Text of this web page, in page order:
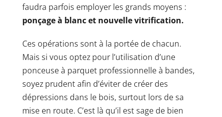
faudra parfois employer les grands moyens :
ponçage à blanc et nouvelle vitrification.
Ces opérations sont à la portée de chacun.
Mais si vous optez pour l’utilisation d’une
ponceuse à parquet professionnelle à bandes,
soyez prudent afin d’éviter de créer des
dépressions dans le bois, surtout lors de sa
mise en route. C’est là qu’il est sage de bien